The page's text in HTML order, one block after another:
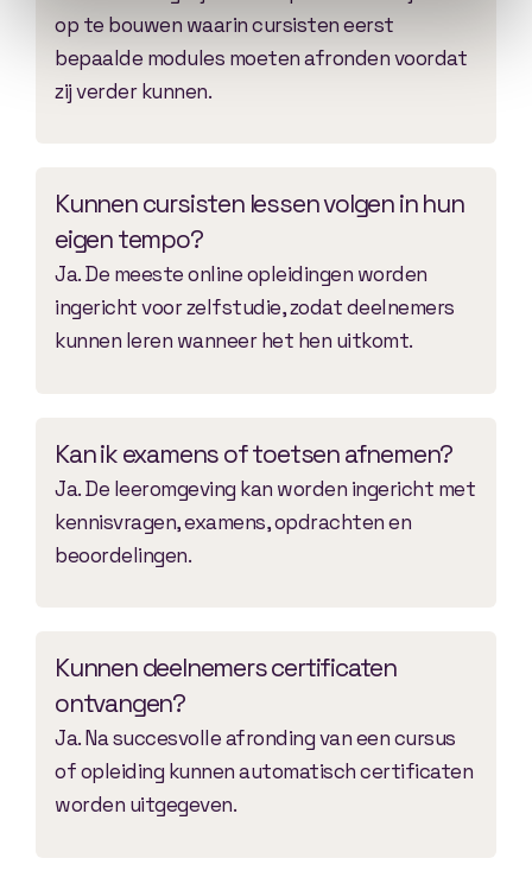
op te bouwen waarin cursisten eerst
bepaalde modules moeten afronden voordat
zij verder kunnen.
Kunnen cursisten lessen volgen in hun
eigen tempo?
Ja. De meeste online opleidingen worden
ingericht voor zelfstudie, zodat deelnemers
kunnen leren wanneer het hen uitkomt.
Kan ik examens of toetsen afnemen?
Ja. De leeromgeving kan worden ingericht met
kennisvragen, examens, opdrachten en
beoordelingen.
Kunnen deelnemers certificaten
ontvangen?
Ja. Na succesvolle afronding van een cursus
of opleiding kunnen automatisch certificaten
worden uitgegeven.